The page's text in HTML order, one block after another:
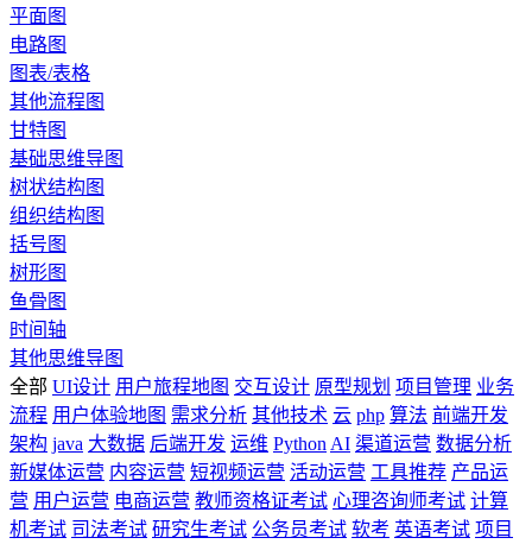
平面图
电路图
图表/表格
其他流程图
甘特图
基础思维导图
树状结构图
组织结构图
括号图
树形图
鱼骨图
时间轴
其他思维导图
全部 UI设计 用户旅程地图 交互设计 原型规划 项目管理 业务
流程 用户体验地图 需求分析 其他技术 云 php 算法 前端开发
架构 java 大数据 后端开发 运维 Python AI 渠道运营 数据分析
新媒体运营 内容运营 短视频运营 活动运营 工具推荐 产品运
营 用户运营 电商运营 教师资格证考试 心理咨询师考试 计算
机考试 司法考试 研究生考试 公务员考试 软考 英语考试 项目